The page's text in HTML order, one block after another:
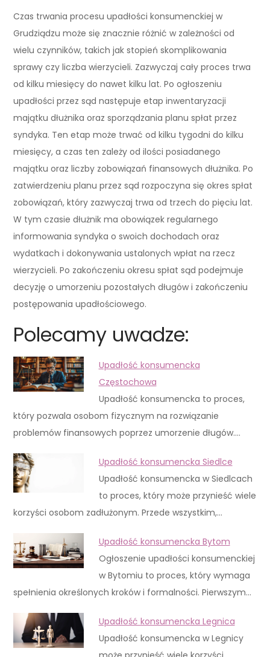
Czas trwania procesu upadłości konsumenckiej w
Grudziądzu może się znacznie różnić w zależności od
wielu czynników, takich jak stopień skomplikowania
sprawy czy liczba wierzycieli. Zazwyczaj cały proces trwa
od kilku miesięcy do nawet kilku lat. Po ogłoszeniu
upadłości przez sąd następuje etap inwentaryzacji
majątku dłużnika oraz sporządzania planu spłat przez
syndyka. Ten etap może trwać od kilku tygodni do kilku
miesięcy, a czas ten zależy od ilości posiadanego
majątku oraz liczby zobowiązań finansowych dłużnika. Po
zatwierdzeniu planu przez sąd rozpoczyna się okres spłat
zobowiązań, który zazwyczaj trwa od trzech do pięciu lat.
W tym czasie dłużnik ma obowiązek regularnego
informowania syndyka o swoich dochodach oraz
wydatkach i dokonywania ustalonych wpłat na rzecz
wierzycieli. Po zakończeniu okresu spłat sąd podejmuje
decyzję o umorzeniu pozostałych długów i zakończeniu
postępowania upadłościowego.
Polecamy uwadze:
Upadłość konsumencka
Częstochowa
Upadłość konsumencka to proces,
który pozwala osobom fizycznym na rozwiązanie
problemów finansowych poprzez umorzenie długów.…
Upadłość konsumencka Siedlce
Upadłość konsumencka w Siedlcach
to proces, który może przynieść wiele
korzyści osobom zadłużonym. Przede wszystkim,…
Upadłość konsumencka Bytom
Ogłoszenie upadłości konsumenckiej
w Bytomiu to proces, który wymaga
spełnienia określonych kroków i formalności. Pierwszym…
Upadłość konsumencka Legnica
Upadłość konsumencka w Legnicy